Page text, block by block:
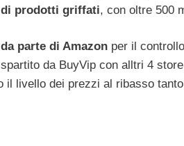
di prodotti griffati, con oltre 500
parte di Amazon per il
da BuyVip con alltri 4
il livello dei prezzi al ribasso